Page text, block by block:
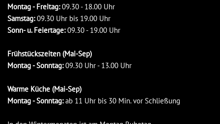
Montag - Freitag:09.30 - 18.00 Uhr
Samstag:09.30 Uhr bis 19.00 Uhr
Sonn- u. Feiertage:09.30 - 19.00 Uhr
Frühstückszeiten (Mai-Sep)
Montag - Sonntag:09.30 Uhr - 13.00 Uhr
Warme Küche (Mai-Sep)
Montag - Sonntag:ab 11 Uhr bis 30 Min. vor Schließung